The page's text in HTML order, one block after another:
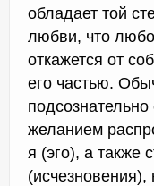
обладает той
любви, что
откажется от
его частью.
подсознательно
желанием
я (эго), а также